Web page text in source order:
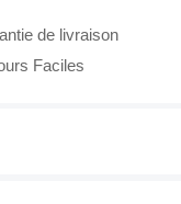
de livraison
Faciles